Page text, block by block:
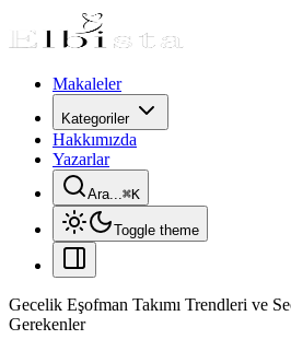
Makaleler
Kategoriler
Hakkımızda
Yazarlar
Ara...⌘K
Toggle theme
Gecelik Eşofman Takımı Trendleri ve
Gerekenler